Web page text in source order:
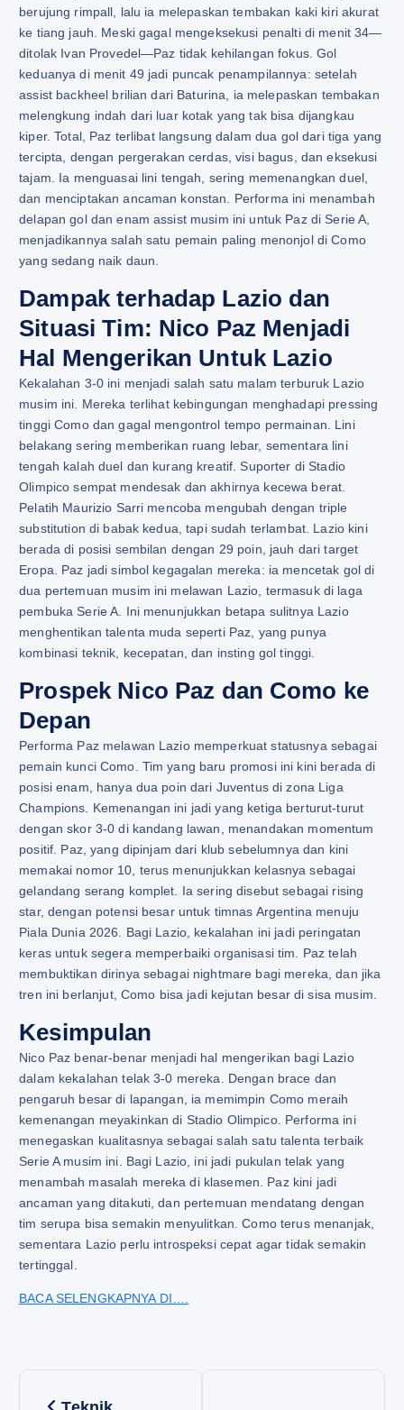
berujung rimpall, lalu ia melepaskan tembakan kaki kiri akurat
ke tiang jauh. Meski gagal mengeksekusi penalti di menit 34—
ditolak Ivan Provedel—Paz tidak kehilangan fokus. Gol
keduanya di menit 49 jadi puncak penampilannya: setelah
assist backheel brilian dari Baturina, ia melepaskan tembakan
melengkung indah dari luar kotak yang tak bisa dijangkau
kiper. Total, Paz terlibat langsung dalam dua gol dari tiga yang
tercipta, dengan pergerakan cerdas, visi bagus, dan eksekusi
tajam. Ia menguasai lini tengah, sering memenangkan duel,
dan menciptakan ancaman konstan. Performa ini menambah
delapan gol dan enam assist musim ini untuk Paz di Serie A,
menjadikannya salah satu pemain paling menonjol di Como
yang sedang naik daun.
Dampak terhadap Lazio dan
Situasi Tim: Nico Paz Menjadi
Hal Mengerikan Untuk Lazio
Kekalahan 3-0 ini menjadi salah satu malam terburuk Lazio
musim ini. Mereka terlihat kebingungan menghadapi pressing
tinggi Como dan gagal mengontrol tempo permainan. Lini
belakang sering memberikan ruang lebar, sementara lini
tengah kalah duel dan kurang kreatif. Suporter di Stadio
Olimpico sempat mendesak dan akhirnya kecewa berat.
Pelatih Maurizio Sarri mencoba mengubah dengan triple
substitution di babak kedua, tapi sudah terlambat. Lazio kini
berada di posisi sembilan dengan 29 poin, jauh dari target
Eropa. Paz jadi simbol kegagalan mereka: ia mencetak gol di
dua pertemuan musim ini melawan Lazio, termasuk di laga
pembuka Serie A. Ini menunjukkan betapa sulitnya Lazio
menghentikan talenta muda seperti Paz, yang punya
kombinasi teknik, kecepatan, dan insting gol tinggi.
Prospek Nico Paz dan Como ke
Depan
Performa Paz melawan Lazio memperkuat statusnya sebagai
pemain kunci Como. Tim yang baru promosi ini kini berada di
posisi enam, hanya dua poin dari Juventus di zona Liga
Champions. Kemenangan ini jadi yang ketiga berturut-turut
dengan skor 3-0 di kandang lawan, menandakan momentum
positif. Paz, yang dipinjam dari klub sebelumnya dan kini
memakai nomor 10, terus menunjukkan kelasnya sebagai
gelandang serang komplet. Ia sering disebut sebagai rising
star, dengan potensi besar untuk timnas Argentina menuju
Piala Dunia 2026. Bagi Lazio, kekalahan ini jadi peringatan
keras untuk segera memperbaiki organisasi tim. Paz telah
membuktikan dirinya sebagai nightmare bagi mereka, dan jika
tren ini berlanjut, Como bisa jadi kejutan besar di sisa musim.
Kesimpulan
Nico Paz benar-benar menjadi hal mengerikan bagi Lazio
dalam kekalahan telak 3-0 mereka. Dengan brace dan
pengaruh besar di lapangan, ia memimpin Como meraih
kemenangan meyakinkan di Stadio Olimpico. Performa ini
menegaskan kualitasnya sebagai salah satu talenta terbaik
Serie A musim ini. Bagi Lazio, ini jadi pukulan telak yang
menambah masalah mereka di klasemen. Paz kini jadi
ancaman yang ditakuti, dan pertemuan mendatang dengan
tim serupa bisa semakin menyulitkan. Como terus menanjak,
sementara Lazio perlu introspeksi cepat agar tidak semakin
tertinggal.
BACA SELENGKAPNYA DI….